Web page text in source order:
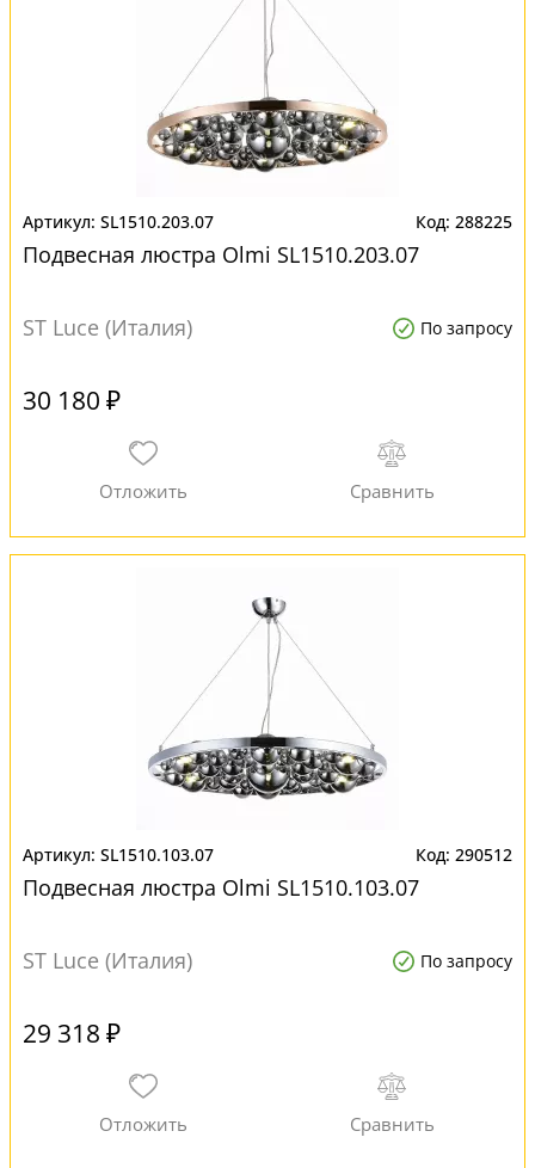
SL1510.203.07 288225
Подвесная люстра Olmi SL1510.203.07
ST Luce (Италия) По запросу
30 180 ₽
SL1510.103.07 290512
Подвесная люстра Olmi SL1510.103.07
ST Luce (Италия) По запросу
29 318 ₽